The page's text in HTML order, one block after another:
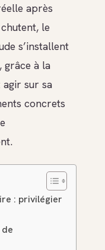
après
le
s’installent
grâce à la
sur sa
concrets
: privilégier